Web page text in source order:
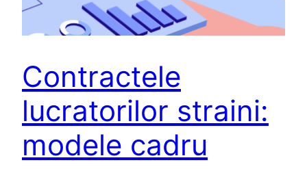
Contractele
lucratorilor straini:
modele cadru